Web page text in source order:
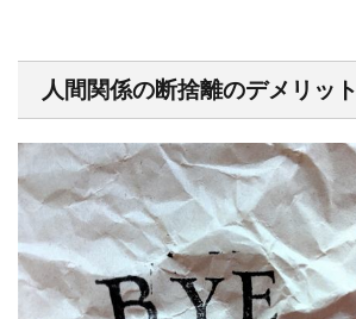
人間関係の断捨離のデメリット